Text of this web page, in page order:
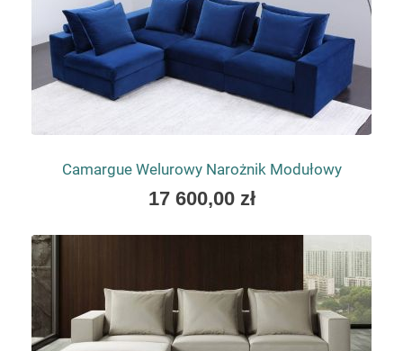
Camargue Welurowy Narożnik Modułowy
As
as
17 600,00 zł